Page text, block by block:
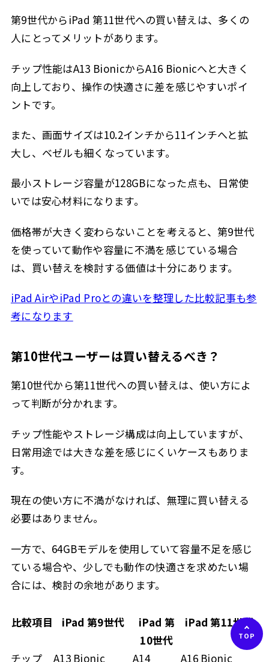
第9世代からiPad 第11世代への買い替えは、多くの
人にとってメリットがあります。
チップ性能はA13 BionicからA16 Bionicへと大きく
向上しており、操作の快適さに差を感じやすいポイ
ントです。
また、画面サイズは10.2インチから11インチへと拡
大し、ベゼルも細くなっています。
最小ストレージ容量が128GBになった点も、日常使
いでは安心材料になります。
価格帯が大きく変わらないことを考えると、第9世代
を使っていて動作や容量に不満を感じている場合
は、買い替えを検討する価値は十分にあります。
iPad AirやiPad Proとの違いを整理した比較記事も参
考になります
第10世代ユーザーは買い替えるべき？
第10世代から第11世代への買い替えは、使い方によ
って判断が分かれます。
チップ性能やストレージ構成は向上していますが、
日常用途では大きな差を感じにくいケースもありま
す。
現在の使い方に不満がなければ、無理に買い替える
必要はありません。
一方で、64GBモデルを使用していて容量不足を感じ
ている場合や、少しでも動作の快適さを求めたい場
合には、検討の余地があります。
比較項目 iPad 第9世代
iPad 第
10世代
iPad 第11世代
チップ A13 Bionic A14 A16 Bionic